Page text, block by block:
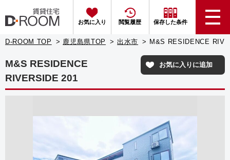
お気に入り 閲覧履歴 保存した条件
D-ROOM TOP 鹿児島県TOP 出水市 M&S RESIDENCE
M&S RESIDENCE
RIVERSIDE 201
お気に入りに追加